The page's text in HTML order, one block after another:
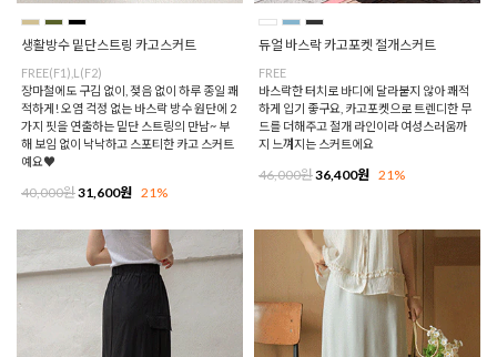
생활방수 밑단스트링 카고스커트
FREE(F1),L(F2)
장마철에도 구김 없이, 젖음 없이 하루 종일 쾌
적하게! 오염 걱정 없는 바스락 방수 원단에 2
가지 핏을 연출하는 밑단 스트링의 만남~ 부
해 보임 없이 낙낙하고 스포티한 카고 스커트
예요♥
40,000원31,600원 21%
듀얼 바스락 카고포켓 절개스커트
FREE
바스락한 터치로 바디에 달라붙지 않아 쾌적
하게 입기 좋구요, 카고포켓으로 트렌디한 무
드를 더해주고 절개 라인이라 여성스러움까
지 느껴지는 스커트에요
46,000원36,400원 21%